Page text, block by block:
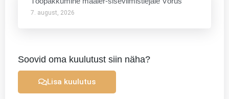
7. august, 2026
Soovid oma kuulutust siin näha?
Lisa kuulutus